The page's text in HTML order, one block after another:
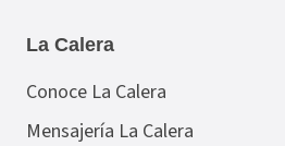
La Calera
Conoce La Calera
Mensajería La Calera